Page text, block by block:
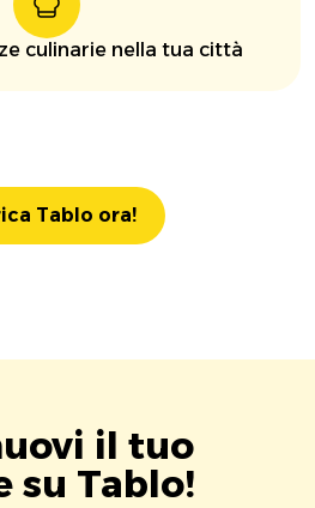
culinarie nella tua città
Tablo ora!
il tuo
su Tablo!